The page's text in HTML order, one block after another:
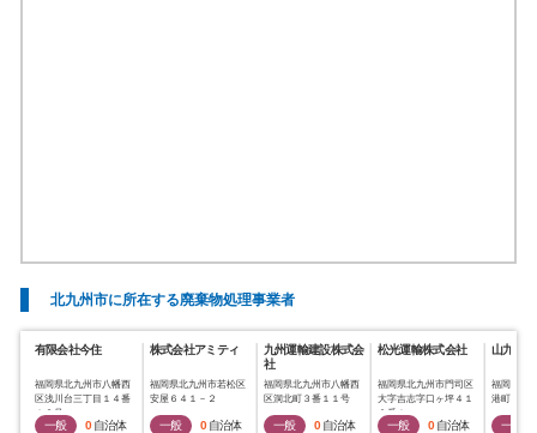
北九州市に所在する廃棄物処理事業者
有限会社今住
福岡県北九州市八幡西
区浅川台三丁目１４番
１３号
一般 0 自治体
株式会社アミティ
福岡県北九州市若松区
安屋６４１－２
一般 0 自治体
九州運輸建設株式会
社
福岡県北九州市八幡西
区洞北町３番１１号
一般 0 自治体
松光運輸株式会社
福岡県北九州市門司区
大字吉志字口ヶ坪４１
０番１
一般 0 自治体
山九株
福岡県北
港町６番
一般